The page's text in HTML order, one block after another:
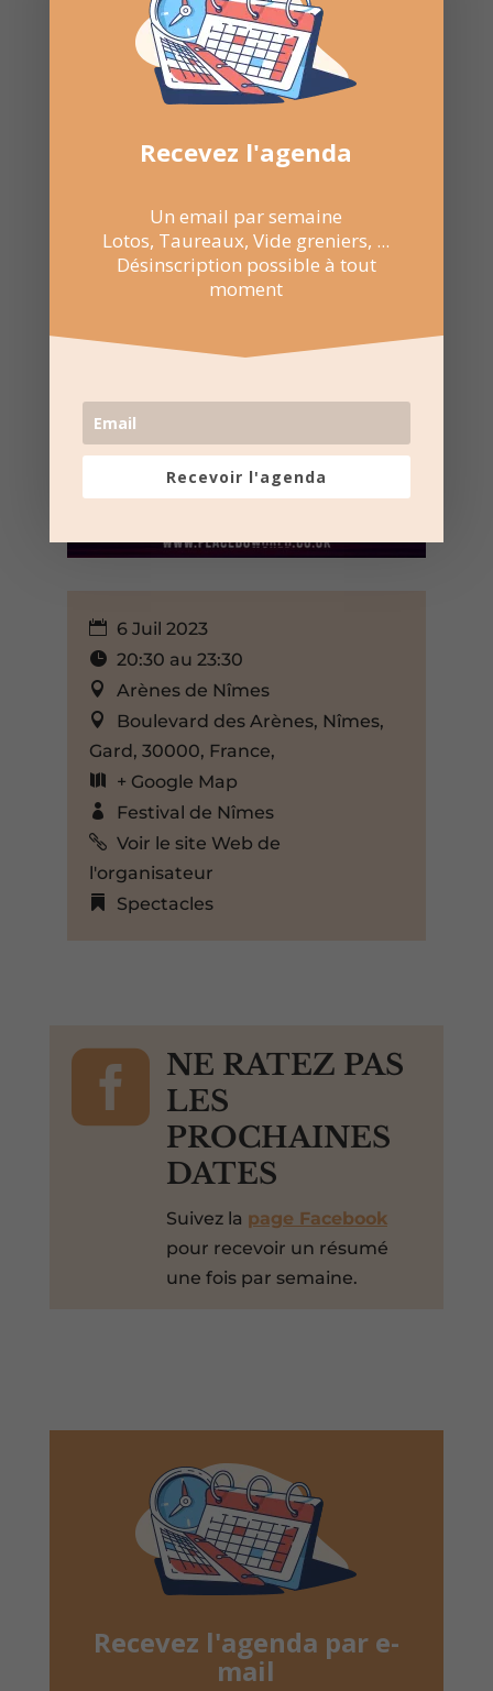
6 Juil 2023
20:30 au 23:30
Arènes de Nîmes
Boulevard des Arènes, Nîmes,
Gard, 30000, France,
+ Google Map
Festival de Nîmes
Voir le site Web de
l'organisateur
Spectacles

NE RATEZ PAS
LES
PROCHAINES
DATES
Suivez la page Facebook
pour recevoir un résumé
une fois par semaine.
Recevez l'agenda par e-
mail
Recevez l'agenda
Un email par semaine
Lotos, Taureaux, Vide greniers, ...
Désinscription possible à tout
moment
Recevoir l'agenda